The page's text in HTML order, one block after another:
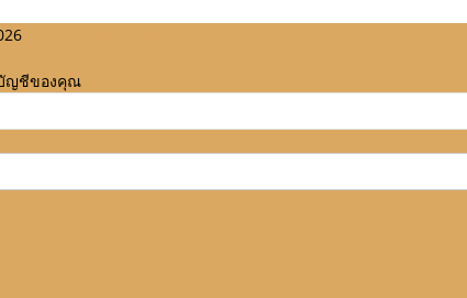
ญชีของคุณ